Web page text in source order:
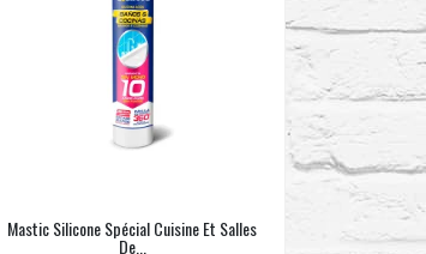
Mastic Silicone Spécial Cuisine Et Salles
De...